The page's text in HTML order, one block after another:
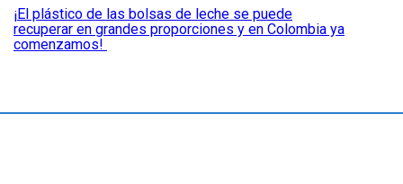
¡El plástico de las bolsas de leche se puede
recuperar en grandes proporciones y en Colombia ya
comenzamos!